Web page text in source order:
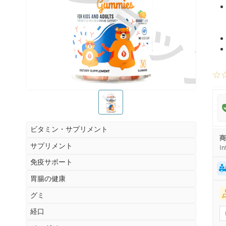
お薬ショップ
ビタミン・サプリメント
サプリメント
免疫サポート
胃腸の健康
グミ
経口
☆